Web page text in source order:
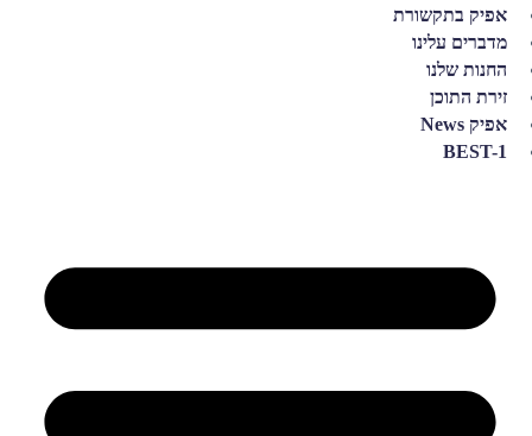
אפיק בתקשורת
מדברים עלינו
החנות שלנו
זירת התוכן
אפיק News
BEST-1